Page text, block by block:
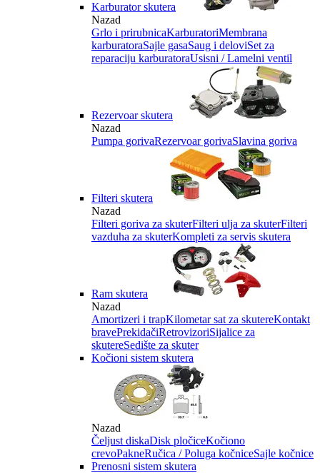
Karburator skutera
Nazad
Grlo i prirubnicaKarburatoriMembrana
karburatoraSajle gasaSaug i deloviSet za
reparaciju karburatoraUsisni / Lamelni ventil
Rezervoar skutera
Nazad
Pumpa gorivaRezervoar gorivaSlavina goriva
Filteri skutera
Nazad
Filteri goriva za skuterFilteri ulja za skuterFilteri
vazduha za skuterKompleti za servis skutera
Ram skutera
Nazad
Amortizeri i trapKilometar sat za skutereKontakt
bravePrekidačiRetrovizoriSijalice za
skutereSedište za skuter
Kočioni sistem skutera
Nazad
Čeljust diskaDisk pločiceKočiono
crevoPakneRučica / Poluga kočniceSajle kočnice
Prenosni sistem skutera